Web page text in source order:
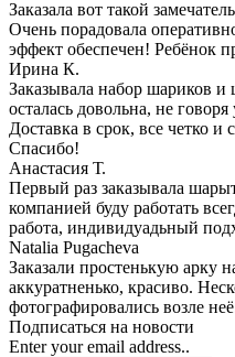
Заказала вот такой
Очень порадовала
эффект обеспечен! Ребёнок
Ирина К.
Заказывала набор шариков
осталась довольна, не
Доставка в срок, все четко
Спасибо!
Анастасия Т.
Первый раз заказывала
компанией буду работать
работа, индивидуадьный
Natalia Pugacheva
Заказали простенькую арку
аккуратненько, красиво.
фотографировались возле
Подписаться на новости
Enter your email address..